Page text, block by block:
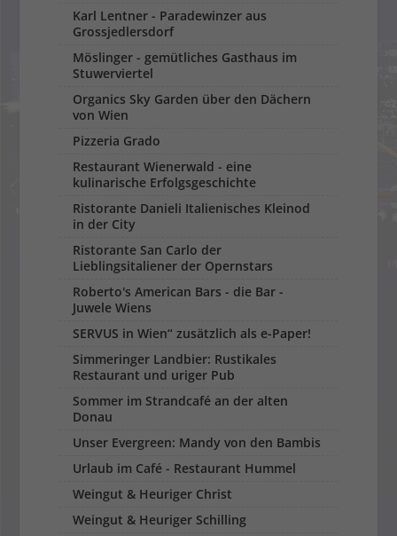
Karl Lentner - Paradewinzer aus
Grossjedlersdorf
Möslinger - gemütliches Gasthaus im
Stuwerviertel
Organics Sky Garden über den Dächern
von Wien
Pizzeria Grado
Restaurant Wienerwald - eine
kulinarische Erfolgsgeschichte
Ristorante Danieli Italienisches Kleinod
in der City
Ristorante San Carlo der
Lieblingsitaliener der Opernstars
Roberto's American Bars - die Bar -
Juwele Wiens
SERVUS in Wien“ zu­sätzlich als e-Paper!
Simmeringer Landbier: Rustikales
Restaurant und uriger Pub
Sommer im Strandcafé an der alten
Donau
Unser Evergreen: Mandy von den Bambis
Urlaub im Café - Restaurant Hummel
Weingut & Heuriger Christ
Weingut & Heuriger Schilling